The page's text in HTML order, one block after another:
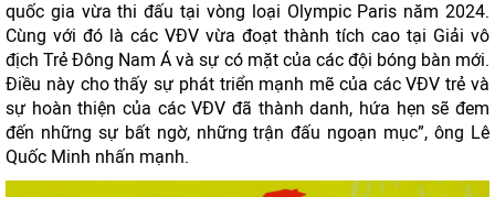
quốc gia vừa thi đấu tại vòng loại Olympic Paris năm 2024.
Cùng với đó là các VĐV vừa đoạt thành tích cao tại Giải vô
địch Trẻ Đông Nam Á và sự có mặt của các đội bóng bàn mới.
Điều này cho thấy sự phát triển mạnh mẽ của các VĐV trẻ và
sự hoàn thiện của các VĐV đã thành danh, hứa hẹn sẽ đem
đến những sự bất ngờ, những trận đấu ngoạn mục”, ông Lê
Quốc Minh nhấn mạnh.